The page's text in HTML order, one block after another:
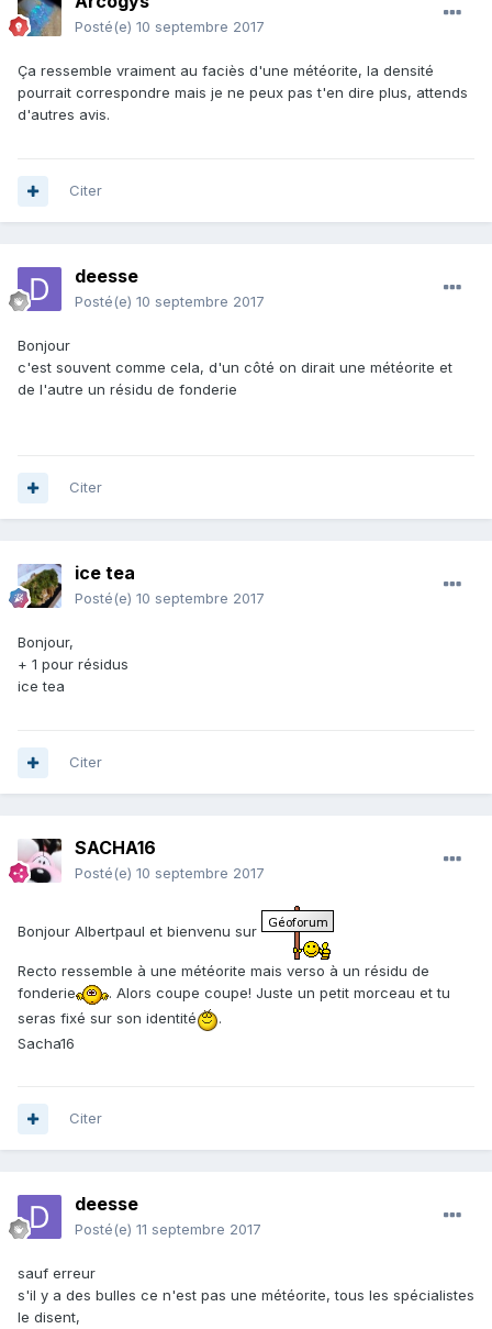
Posté(e) 10 septembre 2017
Ça ressemble vraiment au faciès d'une météorite, la densité
pourrait correspondre mais je ne peux pas t'en dire plus, attends
d'autres avis.
Citer
deesse
Posté(e) 10 septembre 2017
Bonjour
c'est souvent comme cela, d'un côté on dirait une météorite et
de l'autre un résidu de fonderie
Citer
ice tea
Posté(e) 10 septembre 2017
Bonjour,
+ 1 pour résidus
ice tea
Citer
SACHA16
Posté(e) 10 septembre 2017
Bonjour Albertpaul et bienvenu sur
Recto ressemble à une météorite mais verso à un résidu de
fonderie
. Alors coupe coupe! Juste un petit morceau et tu
seras fixé sur son identité
.
Sacha16
Citer
deesse
Posté(e) 11 septembre 2017
sauf erreur
s'il y a des bulles ce n'est pas une météorite, tous les spécialistes
le disent,